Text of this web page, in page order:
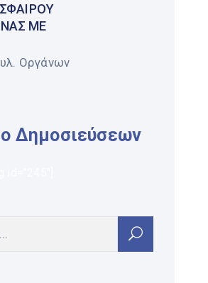
ΜΕ
Οργάνων
Δημοσιεύσεων